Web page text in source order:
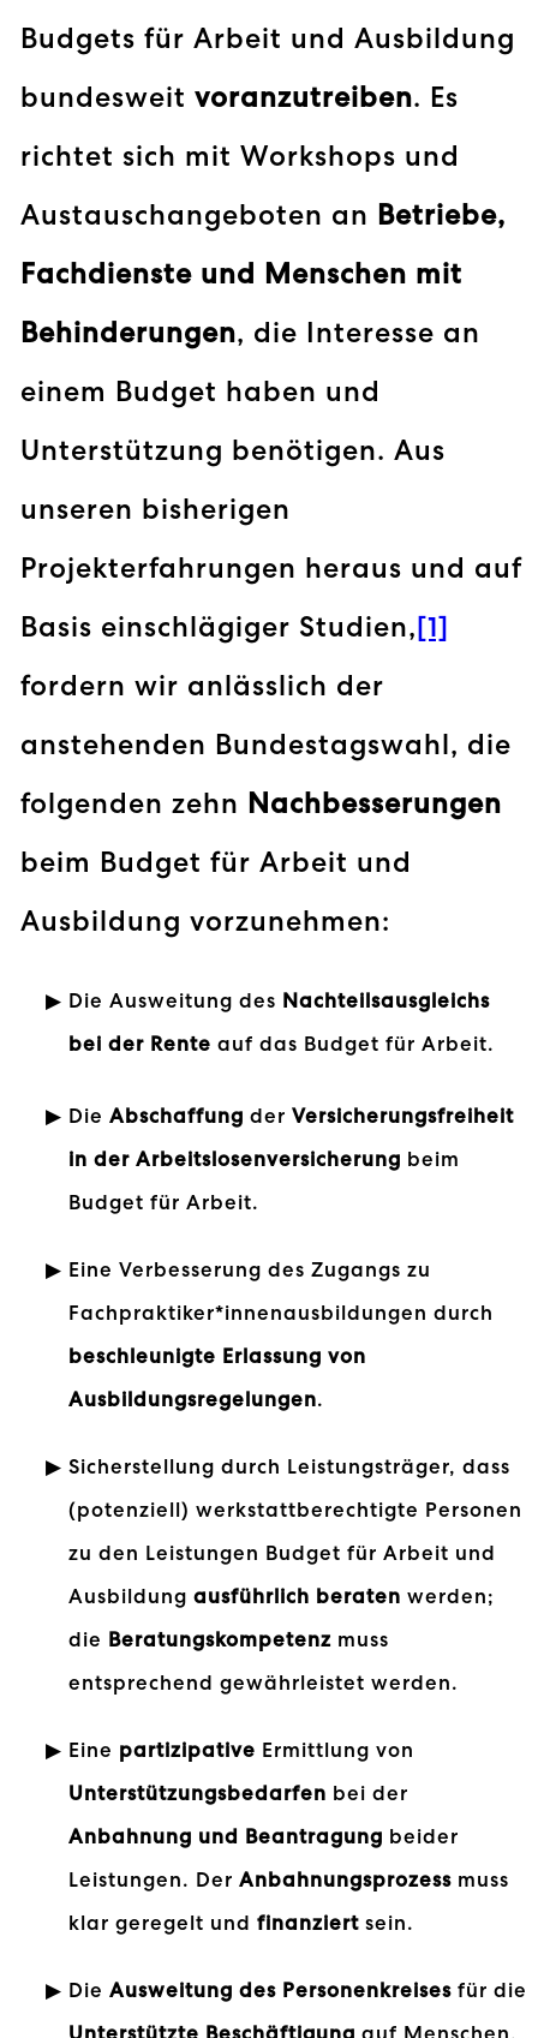
Budgets für Arbeit und Ausbildung
bundesweit voranzutreiben. Es
richtet sich mit Workshops und
Austauschangeboten an Betriebe,
Fachdienste und Menschen mit
Behinderungen, die Interesse an
einem Budget haben und
Unterstützung benötigen. Aus
unseren bisherigen
Projekterfahrungen heraus und auf
Basis einschlägiger Studien, [1]
fordern wir anlässlich der
anstehenden Bundestagswahl, die
folgenden zehn Nachbesserungen
beim Budget für Arbeit und
Ausbildung vorzunehmen:
Die Ausweitung des Nachteilsausgleichs
bei der Rente auf das Budget für Arbeit.
Die Abschaffung der Versicherungsfreiheit
in der Arbeitslosenversicherung beim
Budget für Arbeit.
Eine Verbesserung des Zugangs zu
Fachpraktiker*innenausbildungen durch
beschleunigte Erlassung von
Ausbildungsregelungen.
Sicherstellung durch Leistungsträger, dass
(potenziell) werkstattberechtigte Personen
zu den Leistungen Budget für Arbeit und
Ausbildung ausführlich beraten werden;
die Beratungskompetenzmuss
entsprechend gewährleistet werden.
Eine partizipative Ermittlung von
Unterstützungsbedarfen bei der
Anbahnung und Beantragung beider
Leistungen. Der Anbahnungsprozessmuss
klar geregelt und finanziertsein.
Die Ausweitung des Personenkreisesfür die